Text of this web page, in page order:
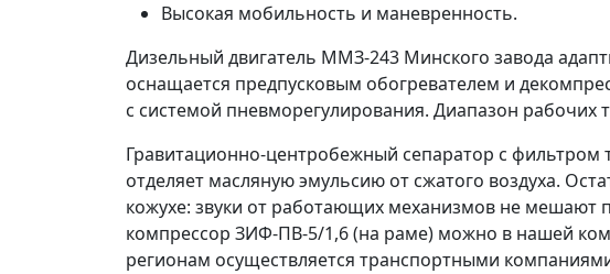
Высокая мобильность и маневренность.
Дизельный двигатель ММЗ-243 Минского завода
оснащается предпусковым обогревателем и
с системой пневморегулирования. Диапазон рабочих
Гравитационно-центробежный сепаратор с фильтром
отделяет масляную эмульсию от сжатого воздуха.
кожухе: звуки от работающих механизмов не мешают
компрессор ЗИФ-ПВ-5/1,6 (на раме) можно в нашей
регионам осуществляется транспортными